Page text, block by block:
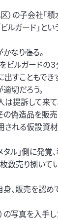
）の子会社
ルガード」と
なり張る。
ルガードの３
すこともで
切だろう。
は提訴して来
の偽造品を販
される仮設資
ル」側に発覚
枚数売り捌いて
、販売を認め
の写真を入手し